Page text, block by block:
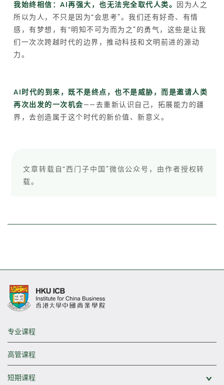
我始终相信：AI再强大，也无法完全取代人类。
因为人之
所以为人，不只是因为“会思考”。我们还有好奇、有情
感，有梦想，有“明知不可为而为之”的勇气，这些是让我
们一次次跨越时代的边界，推动科技和文明前进的源动
力。
AI时代的到来，既不是终点，也不是威胁，而是邀请人类
再次出发的一次机会——去重新认识自己，拓展能力的疆
界，去创造属于这个时代的新价值、新意义。
文章转载自“西门子中国”微信公众号，由作者授权转
载。
专业课程
高管课程
短期课程